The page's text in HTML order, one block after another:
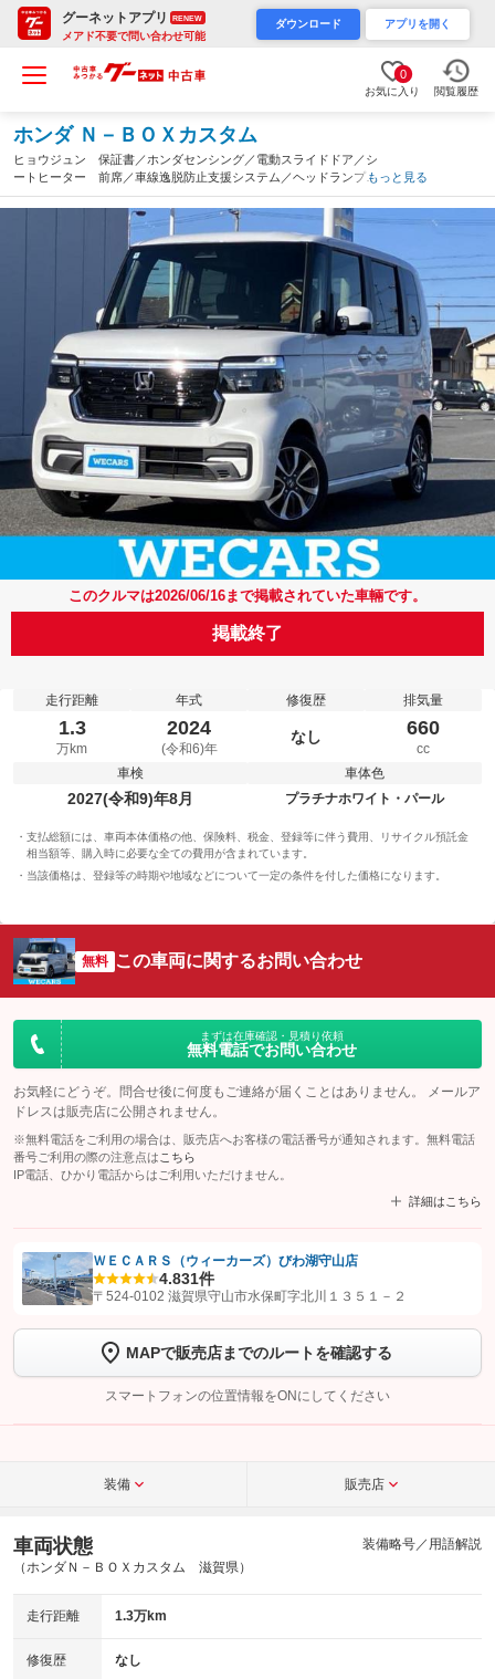
グーネットアプリ RENEW
メアド不要で問い合わせ可能
ダウンロード アプリを開く
0
お気に入り 閲覧履歴
ホンダ Ｎ－ＢＯＸカスタム
ヒョウジュン 保証書／ホンダセンシング／電動スライドドア／シ
ートヒーター 前席／車線逸脱防止支援システム／ヘッドランプ
ＬＥＤ／ＵＳＢジャック／ＥＢＤ付ＡＢＳ／横滑り防止装置／アイ
ドリングストップ（滋賀県）
もっと見る
このクルマは2026/06/16まで掲載されていた車輛です。
掲載終了
走行距離
1.3
万km
年式
2024
(令和6)年
修復歴
なし
排気量
660
cc
車検
2027(令和9)年8月
車体色
プラチナホワイト・パール
支払総額には、車両本体価格の他、保険料、税金、登録等に伴う費用、リサイクル預託金
相当額等、購入時に必要な全ての費用が含まれています。
当該価格は、登録等の時期や地域などについて一定の条件を付した価格になります。
無料 この車両に関するお問い合わせ
まずは在庫確認・見積り依頼
無料電話でお問い合わせ
お気軽にどうぞ。問合せ後に何度もご連絡が届くことはありません。 メールア
ドレスは販売店に公開されません。
※無料電話をご利用の場合は、販売店へお客様の電話番号が通知されます。無料電話
番号ご利用の際の注意点は こちら
IP電話、ひかり電話からはご利用いただけません。
詳細はこちら
【STEP1】認証画面でグーネットを友だち追加してから「許可する」ボタンを押
トーク画面で
ボタンをタップして問い合わせを
完了してください。
こちら
ＷＥＣＡＲＳ（ウィーカーズ）びわ湖守山店
4.831件
〒524-0102 滋賀県守山市水保町字北川１３５１－２
MAPで販売店までのルートを確認する
スマートフォンの位置情報をONにしてください
装備 販売店
車両状態
（ホンダＮ－ＢＯＸカスタム 滋賀県）
装備略号／用語解説
走行距離 1.3万km
修復歴 なし